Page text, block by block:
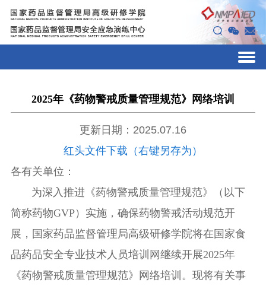
2025年《药物警戒质量管理规范》网络培训
更新日期：2025.07.16
红头文件下载（右键另存为）
各有关单位：
为深入推进《药物警戒质量管理规范》（以下
简称药物GVP） 实施，确保药物警戒活动规范开
展，国家药品监督管理局高级研修学院将在国家食
品药品安全专业技术人员培训网继续开展2025年
《药物警戒质量管理规范》网络培训。 现将有关事